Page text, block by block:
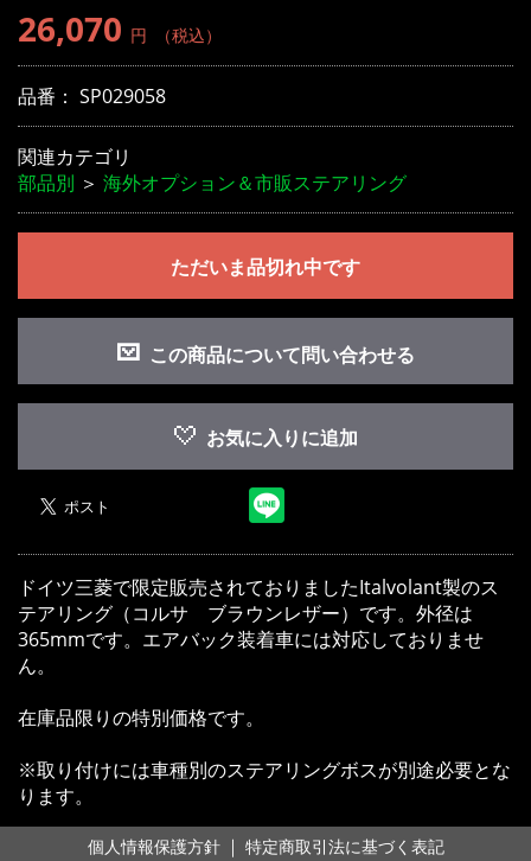
26,070 円 （税込）
品番： SP029058
関連カテゴリ
部品別 ＞ 海外オプション＆市販ステアリング
ただいま品切れ中です
この商品について問い合わせる
お気に入りに追加
ドイツ三菱で限定販売されておりましたItalvolant製のス
テアリング（コルサ ブラウンレザー）です。外径は
365mmです。エアバック装着車には対応しておりませ
ん。
在庫品限りの特別価格です。
※取り付けには車種別のステアリングボスが別途必要とな
ります。
個人情報保護方針 ｜ 特定商取引法に基づく表記